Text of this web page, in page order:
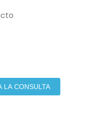
LA CONSULTA